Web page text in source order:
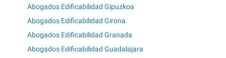
Abogados Edificabilidad Gipuzkoa
Abogados Edificabilidad Girona
Abogados Edificabilidad Granada
Abogados Edificabilidad Guadalajara